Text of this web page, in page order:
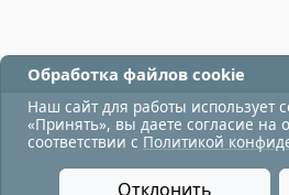
Обработка файлов cookie
Наш сайт для работы использует
«Принять», вы даете согласие на
соответствии с Политикой
Отклонить